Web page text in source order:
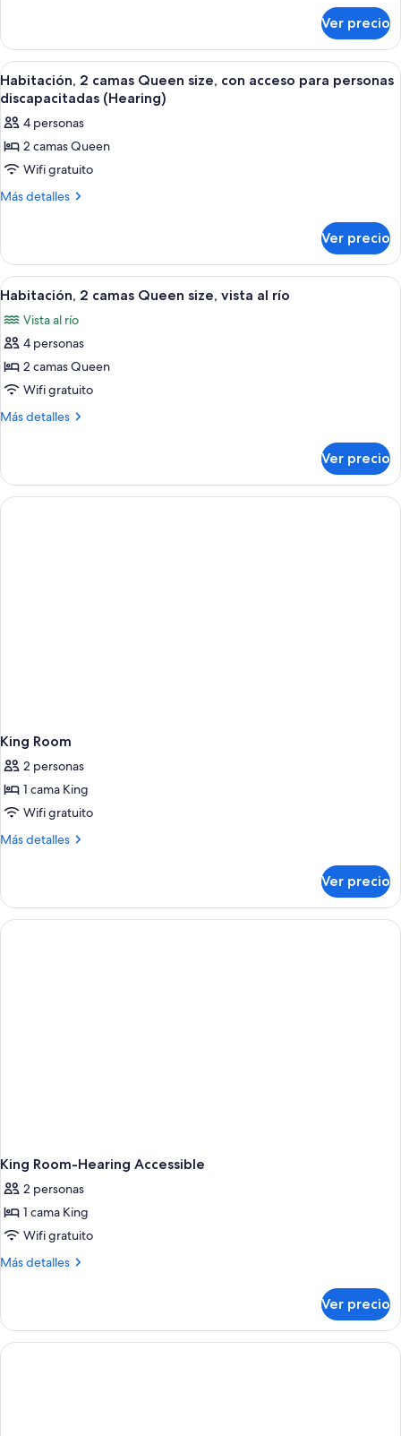
size
(Roll-
In
Shower,
Mobility
&
Hearing)
2
camas
Queen
size
In
Shower,
&
Hearing)
Ver precio
Abrir
todas
las
fotos
de
Habitación,
2
size,
con
acceso
para
personas
discapacitadas
(Hearing)
Habitación de hotel con dos camas,
5
Habitación, 2 camas Queen size, con acceso para personas
discapacitadas (Hearing)
4 personas
2 camas Queen
Wifi gratuito
Más detalles
Más
2
camas
Queen
con
acceso
personas
discapacitadas
Ver precio
Abrir
todas
las
fotos
de
Habitación,
2
size,
vista
al
Habitación de hotel con dos camas,
4
Habitación, 2 camas Queen size, vista al río
Vista al río
4 personas
2 camas Queen
Wifi gratuito
Más detalles
Más
2
camas
Queen
Ver precio
King Room
2 personas
1 cama King
Wifi gratuito
Más detalles
Más
Room
Ver precio
King Room-Hearing Accessible
2 personas
1 cama King
Wifi gratuito
Más detalles
Más
Room-
Hearing
Accessible
Ver precio